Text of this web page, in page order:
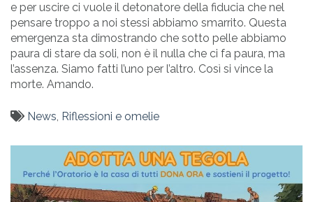
e per uscire ci vuole il detonatore della fiducia che nel
pensare troppo a noi stessi abbiamo smarrito. Questa
emergenza sta dimostrando che sotto pelle abbiamo
paura di stare da soli, non è il nulla che ci fa paura, ma
l’assenza. Siamo fatti l’uno per l’altro. Così si vince la
morte. Amando.
News, Riflessioni e omelie